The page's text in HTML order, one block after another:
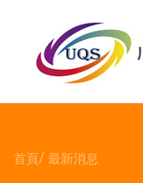
首頁 最新消息